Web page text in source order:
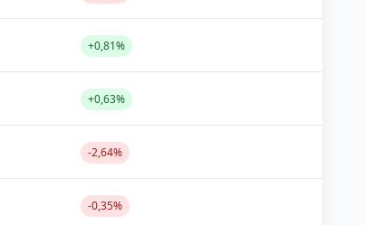
+0,81%
+0,63%
-2,64%
-0,35%